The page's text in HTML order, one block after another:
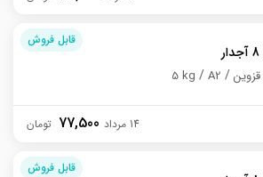
قابل فروش
5 kg A2 قزوین
77,500 14 مرداد
قابل فروش